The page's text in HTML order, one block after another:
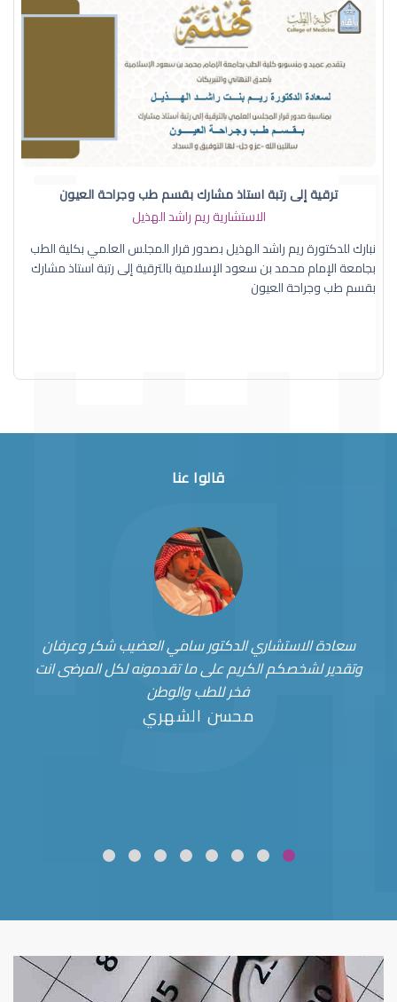
ترقية إلى رتبة استاذ مشارك بقسم طب وجراحة العيون
الاستشارية ريم راشد الهذيل
نبارك للدكتورة ريم راشد الهذيل بصدور قرار المجلس العلمي بكلية الطب
بجامعة الإمام محمد بن سعود الإسلامية بالترقية إلى رتبة استاذ مشارك
بقسم طب وجراحة العيون
قالوا عنا
سعادة الاستشاري الدكتور سامي العضيب شكر وعرفان
وتقدير لشخصكم الكريم على ما تقدمونه لكل المرضى انت
فخر للطب والوطن
محسن الشهري